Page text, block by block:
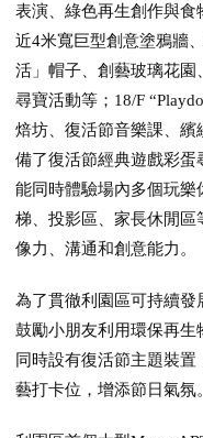
表演、綠色再生創作與食
近4米寬巨型創意塗鴉牆
活」帽子、創藝玻璃花
尋寶活動等；18/F
焙坊、復活節音樂課、
備了復活節經典遊戲彩
能同時體驗場內多個玩
梯、投影區、家長休閒區
像力、溝通和創意能力。
為了貫徹利園區可持續發
鼓勵小朋友利用環保再
同時設有復活節主題裝
藝打卡位，增添節日氣氛。